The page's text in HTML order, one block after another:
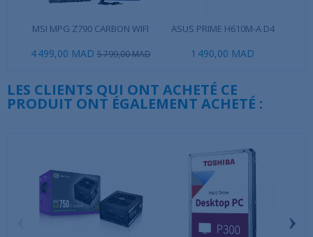
MSI MPG Z790 CARBON WIFI
4 499,00 MAD 5 799,00 MAD
ASUS PRIME H610M-A D4
1 490,00 MAD
LES CLIENTS QUI ONT ACHETÉ CE
PRODUIT ONT ÉGALEMENT ACHETÉ :
›